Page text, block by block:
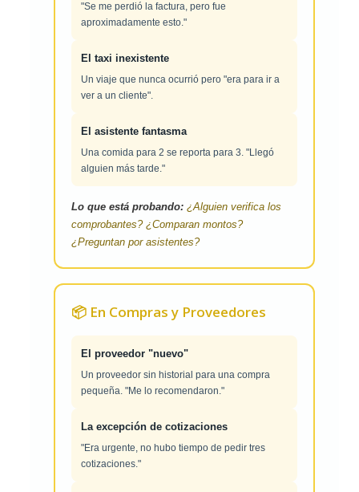
"Se me perdió la factura, pero fue
aproximadamente esto."
El taxi inexistente
Un viaje que nunca ocurrió pero "era para ir a
ver a un cliente".
El asistente fantasma
Una comida para 2 se reporta para 3. "Llegó
alguien más tarde."
Lo que está probando: ¿Alguien verifica los
comprobantes? ¿Comparan montos?
¿Preguntan por asistentes?
📦 En Compras y Proveedores
El proveedor "nuevo"
Un proveedor sin historial para una compra
pequeña. "Me lo recomendaron."
La excepción de cotizaciones
"Era urgente, no hubo tiempo de pedir tres
cotizaciones."